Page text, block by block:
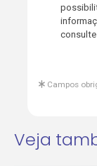
Campos
Veja